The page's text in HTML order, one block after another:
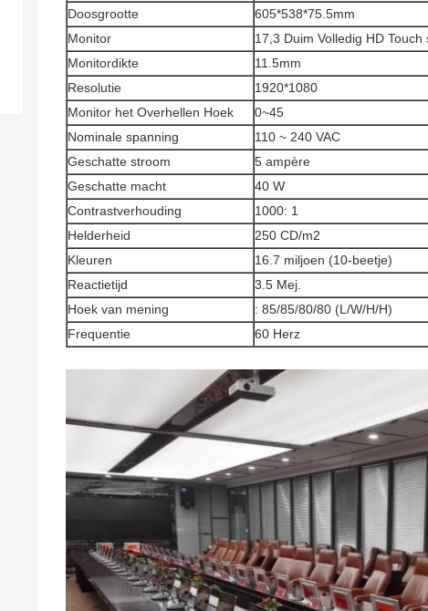
Doosgrootte
605*538*75.5mm
Monitor
17,3 Duim Volledig HD Touch
Monitordikte
11.5mm
Resolutie
1920*1080
Monitor het Overhellen Hoek
0~45
Nominale spanning
110 ~ 240 VAC
Geschatte stroom
5 ampère
Geschatte macht
40 W
Contrastverhouding
1000: 1
Helderheid
250 CD/m2
Kleuren
16.7 miljoen (10-beetje)
Reactietijd
3.5 Mej.
Hoek van mening
: 85/85/80/80 (L/W/H/H)
Frequentie
60 Herz